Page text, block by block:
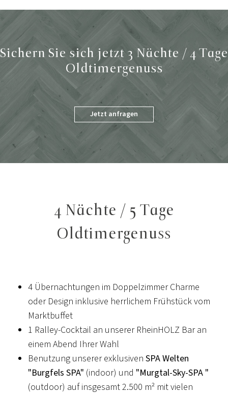
Sichern Sie sich jetzt 3 Nächte / 4 Tage
Oldtimergenuss
Jetzt anfragen
4 Nächte / 5 Tage
Oldtimergenuss
4 Übernachtungen im Doppelzimmer Charme
oder Design inklusive herrlichem Frühstück vom
Marktbuffet
1 Ralley-Cocktail an unserer RheinHOLZ Bar an
einem Abend Ihrer Wahl
Benutzung unserer exklusiven SPA Welten
"Burgfels SPA" (indoor) und "Murgtal-Sky-SPA "
(outdoor) auf insgesamt 2.500 m² mit vielen